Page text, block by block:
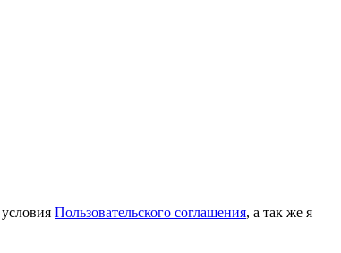
Пользовательского соглашения, а так же я